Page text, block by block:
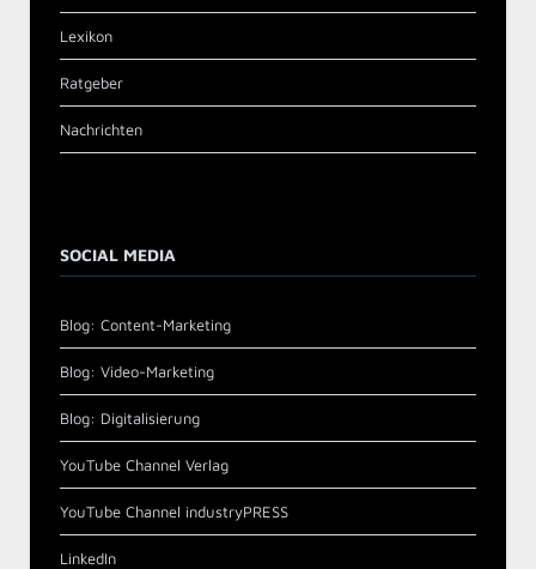
Lexikon
Ratgeber
Nachrichten
SOCIAL MEDIA
Blog: Content-Marketing
Blog: Video-Marketing
Blog: Digitalisierung
YouTube Channel Verlag
YouTube Channel industryPRESS
LinkedIn